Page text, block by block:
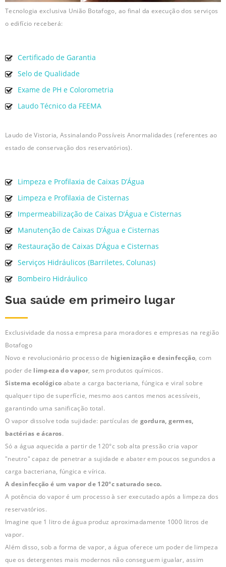
Tecnologia exclusiva União Botafogo, ao final da execução dos serviços
o edifício receberá:
Certificado de Garantia
Selo de Qualidade
Exame de PH e Colorometria
Laudo Técnico da FEEMA
Laudo de Vistoria, Assinalando Possíveis Anormalidades (referentes ao
estado de conservação dos reservatórios).
Limpeza e Profilaxia de Caixas D’Água
Limpeza e Profilaxia de Cisternas
Impermeabilização de Caixas D’Água e Cisternas
Manutenção de Caixas D’Água e Cisternas
Restauração de Caixas D’Água e Cisternas
Serviços Hidráulicos (Barriletes, Colunas)
Bombeiro Hidráulico
Sua saúde em primeiro lugar
Exclusividade da nossa empresa para moradores e empresas na região
Botafogo
Novo e revolucionário processo de higienização e desinfecção, com
poder de limpeza do vapor, sem produtos químicos.
Sistema ecológico abate a carga bacteriana, fúngica e viral sobre
qualquer tipo de superfície, mesmo aos cantos menos acessíveis,
garantindo uma sanificação total.
O vapor dissolve toda sujidade: partículas de gordura, germes,
bactérias e ácaros.
Só a água aquecida a partir de 120°c sob alta pressão cria vapor
"neutro" capaz de penetrar a sujidade e abater em poucos segundos a
carga bacteriana, fúngica e vírica.
A desinfecção é um vapor de 120°c saturado seco.
A potência do vapor é um processo à ser executado após a limpeza dos
reservatórios.
Imagine que 1 litro de água produz aproximadamente 1000 litros de
vapor.
Além disso, sob a forma de vapor, a água oferece um poder de limpeza
que os detergentes mais modernos não conseguem igualar, assim